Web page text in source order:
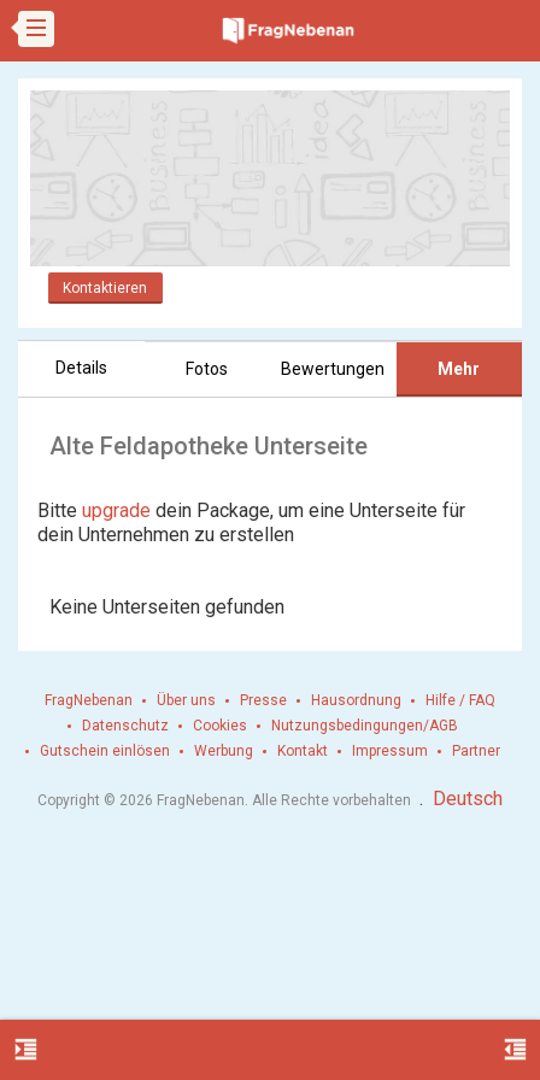
Kontaktieren
Details Fotos Bewertungen Mehr
Alte Feldapotheke Unterseite
Bitte upgrade dein Package, um eine Unterseite für
dein Unternehmen zu erstellen
Keine Unterseiten gefunden
format_indent_increase format_indent_decrease
FragNebenan Über uns Presse Hausordnung
Hilfe / FAQ
Datenschutz
Cookies
Nutzungsbedingungen/AGB
Gutschein einlösen
Werbung Kontakt Impressum Partner
Copyright © 2026 FragNebenan. Alle Rechte vorbehalten . Deutsch